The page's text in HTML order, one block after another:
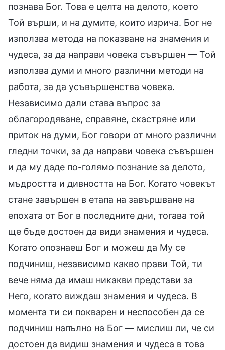
познава Бог. Това е целта на делото, което
Той върши, и на думите, които изрича. Бог не
използва метода на показване на знамения и
чудеса, за да направи човека съвършен — Той
използва думи и много различни методи на
работа, за да усъвършенства човека.
Независимо дали става въпрос за
облагородяване, справяне, скастряне или
приток на думи, Бог говори от много различни
гледни точки, за да направи човека съвършен
и да му даде по-голямо познание за делото,
мъдростта и дивността на Бог. Когато човекът
стане завършен в етапа на завършване на
епохата от Бог в последните дни, тогава той
ще бъде достоен да види знамения и чудеса.
Когато опознаеш Бог и можеш да Му се
подчиниш, независимо какво прави Той, ти
вече няма да имаш никакви представи за
Него, когато виждаш знамения и чудеса. В
момента ти си покварен и неспособен да се
подчиниш напълно на Бог — мислиш ли, че си
достоен да видиш знамения и чудеса в това